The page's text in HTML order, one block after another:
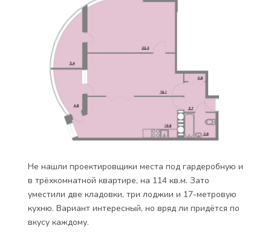
Не нашли проектировщики места под гардеробную и
в трёхкомнатной квартире, на 114 кв.м. Зато
уместили две кладовки, три лоджии и 17-метровую
кухню. Вариант интересный, но вряд ли придётся по
вкусу каждому.